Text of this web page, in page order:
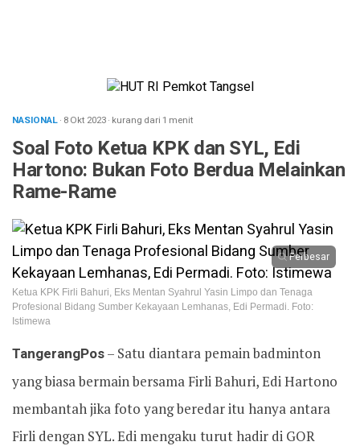
NASIONAL· 8 Okt 2023· kurang dari 1 menit
Soal Foto Ketua KPK dan SYL, Edi
Hartono: Bukan Foto Berdua Melainkan
Rame-Rame
Perbesar
Ketua KPK Firli Bahuri, Eks Mentan Syahrul Yasin Limpo dan Tenaga
Profesional Bidang Sumber Kekayaan Lemhanas, Edi Permadi. Foto:
Istimewa
TangerangPos– Satu diantara pemain badminton
yang biasa bermain bersama Firli Bahuri, Edi Hartono
membantah jika foto yang beredar itu hanya antara
Firli dengan SYL. Edi mengaku turut hadir di GOR